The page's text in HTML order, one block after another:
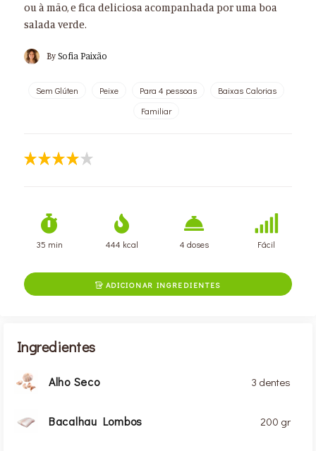
ou à mão, e fica deliciosa acompanhada por uma boa
salada verde.
By Sofia Paixão
Sem Glúten Peixe Para 4 pessoas
Baixas Calorias
Familiar
35 min 444 kcal 4 doses Fácil
ADICIONAR INGREDIENTES
Ingredientes
Alho Seco 3 dentes
Bacalhau Lombos 200 gr